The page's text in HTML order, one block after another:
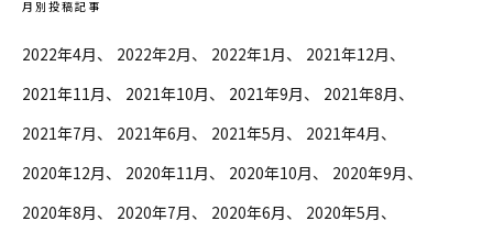
月別投稿記事
2022年4月 2022年2月 2022年1月
2021年12月
2021年11月
2021年10月 2021年9月
2021年8月
2021年7月
2021年6月 2021年5月
2021年4月
2020年12月
2020年11月 2020年10月
2020年9月
2020年8月
2020年7月 2020年6月 2020年5月